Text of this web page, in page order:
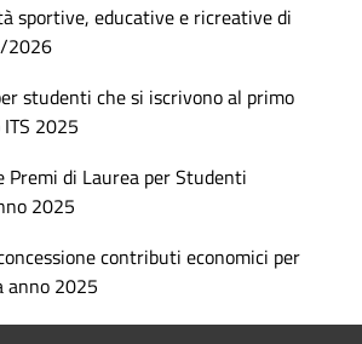
sportive, educative e ricreative di
2026
studenti che si iscrivono al primo
2025
Premi di Laurea per Studenti
2025
contributi economici per
2025